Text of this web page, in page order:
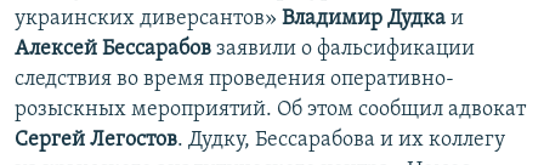
украинских диверсантов» Владимир Дудка и
Алексей Бессарабов заявили о фальсификации
следствия во время проведения оперативно-
розыскных мероприятий. Об этом сообщил адвокат
Сергей Легостов. Дудку, Бессарабова и их коллегу